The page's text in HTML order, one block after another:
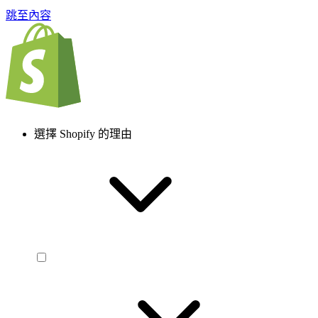
跳至內容
選擇 Shopify 的理由